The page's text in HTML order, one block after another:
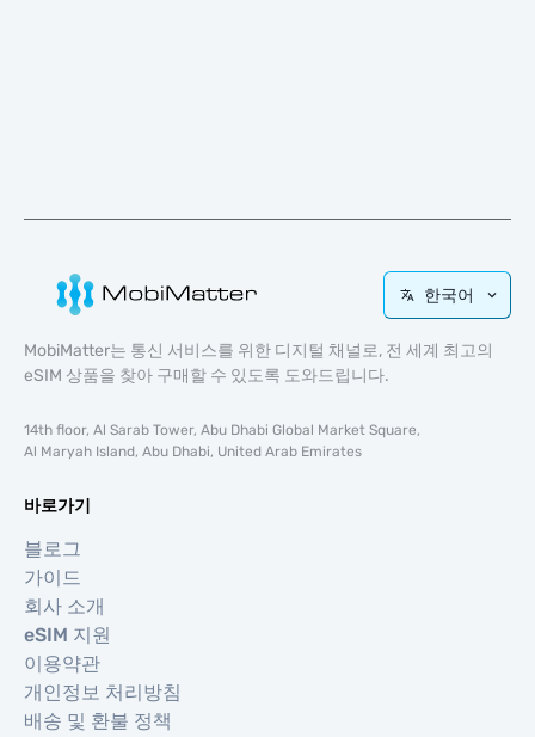
한국어
MobiMatter는 통신 서비스를 위한 디지털 채널로, 전 세계 최고의
eSIM 상품을 찾아 구매할 수 있도록 도와드립니다.
14th floor, Al Sarab Tower, Abu Dhabi Global Market Square,
Al Maryah Island, Abu Dhabi, United Arab Emirates
바로가기
블로그
가이드
회사 소개
eSIM 지원
이용약관
개인정보 처리방침
배송 및 환불 정책